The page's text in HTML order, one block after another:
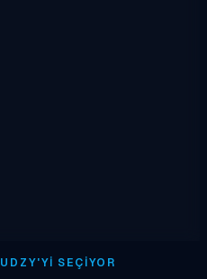
SEÇIYOR